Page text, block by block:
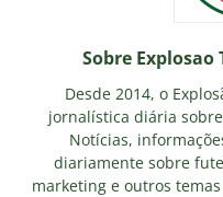
Sobre Explosao
Desde 2014, o
jornalística diária
Notícias,
diariamente sobre
marketing e outros